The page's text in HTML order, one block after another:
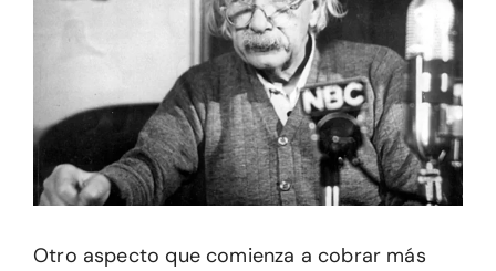
Otro aspecto que comienza a cobrar más